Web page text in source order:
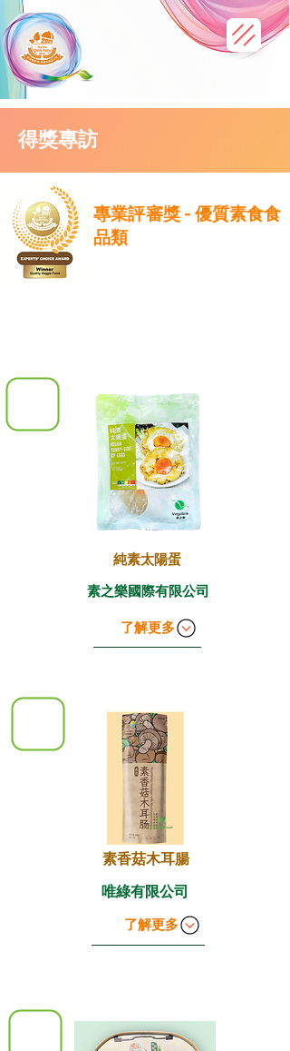
得獎專訪
專業評審獎 - 優質素食食
品類
了解更多
​純素太陽蛋
素之樂國際有限公司
素香菇木耳腸
唯綠有限公司
了解更多